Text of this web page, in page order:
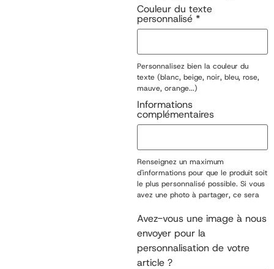
Couleur du texte
personnalisé *
Personnalisez bien la couleur du
texte (blanc, beige, noir, bleu, rose,
mauve, orange...)
Informations
complémentaires
Renseignez un maximum
d'informations pour que le produit soit
le plus personnalisé possible. Si vous
avez une photo à partager, ce sera
passée.
Avez-vous une image à nous
envoyer pour la
personnalisation de votre
article ?